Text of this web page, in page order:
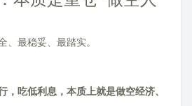
最稳妥、最踏实。
，吃低利息，本质上就是做空经济、